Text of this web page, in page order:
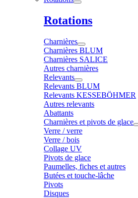
Rotations
Charnières
Charnières BLUM
Charnières SALICE
Autres charnières
Relevants
Relevants BLUM
Relevants KESSEBÖHMER
Autres relevants
Abattants
Charnières et pivots de glace
Verre / verre
Verre / bois
Collage UV
Pivots de glace
Paumelles, fiches et autres
Butées et touche-lâche
Pivots
Disques